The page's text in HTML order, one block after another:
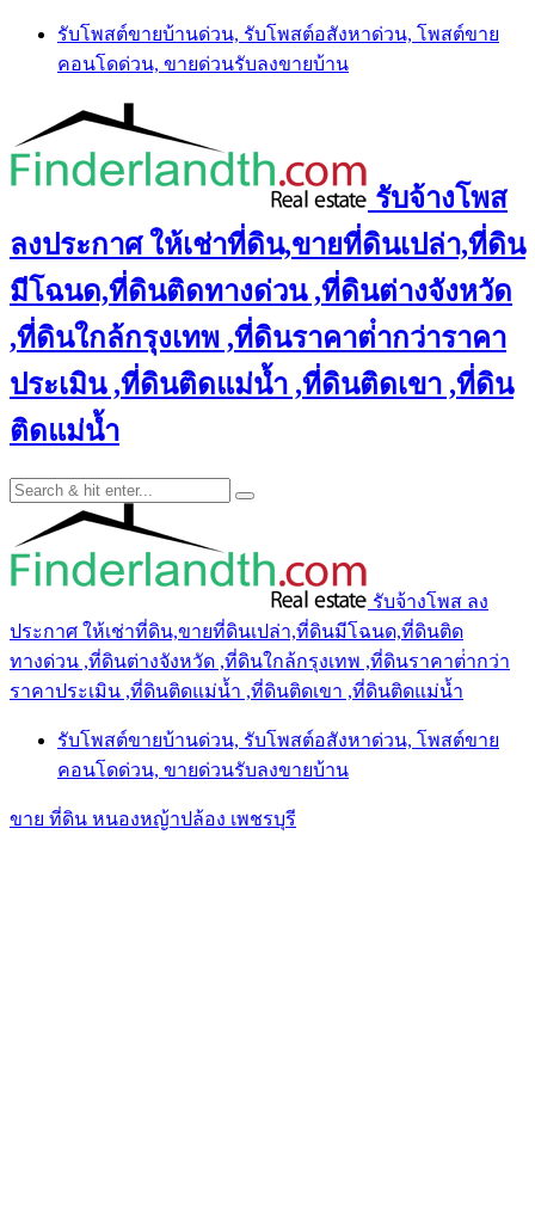
Skip
content
รับโพสต์ขายบ้านด่วน, รับโพสต์อสังหาด่วน, โพสต์ขาย
คอนโดด่วน, ขายด่วนรับลงขายบ้าน
รับจ้างโพส
ลงประกาศ ให้เช่าที่ดิน,ขายที่ดินเปล่า,ที่ดิน
มีโฉนด,ที่ดินติดทางด่วน ,ที่ดินต่างจังหวัด
,ที่ดินใกล้กรุงเทพ ,ที่ดินราคาต่ํากว่าราคา
ประเมิน ,ที่ดินติดแม่น้ำ ,ที่ดินติดเขา ,ที่ดิน
ติดแม่น้ำ
รับจ้างโพส ลง
ประกาศ ให้เช่าที่ดิน,ขายที่ดินเปล่า,ที่ดินมีโฉนด,ที่ดินติด
ทางด่วน ,ที่ดินต่างจังหวัด ,ที่ดินใกล้กรุงเทพ ,ที่ดินราคาต่ํากว่า
ราคาประเมิน ,ที่ดินติดแม่น้ำ ,ที่ดินติดเขา ,ที่ดินติดแม่น้ำ
รับโพสต์ขายบ้านด่วน, รับโพสต์อสังหาด่วน, โพสต์ขาย
คอนโดด่วน, ขายด่วนรับลงขายบ้าน
ขาย ที่ดิน หนองหญ้าปล้อง เพชรบุรี